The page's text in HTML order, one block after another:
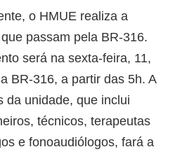
o HMUE realiza a
passam pela BR-316.
será na sexta-feira, 11,
BR-316, a partir das 5h. A
da unidade, que inclui
técnicos, terapeutas
e fonoaudiólogos, fará a